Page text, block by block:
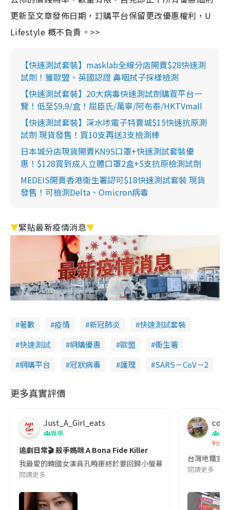
更新至文章發佈日期，訂購平台保留更改優惠權利，U
Lifestyle 概不負責。>>
【快速測試套裝】masklab全線分店開賣$28快速測
試劑！獲歐盟、英國認證 鼻咽拭子採樣檢測
【快速測試套裝】20大病毒快速測試劑購買平台一
覽！低至$9.9/盒！屈臣氏/萬寧/阿布泰/HKTVmall
【快速測試套裝】深水埗電子特賣城$15快速抗原測
試劑 現貨發售！買10支再送3支檢測棒
日本城分店現貨開賣KN95口罩+快速測試套裝優
惠！$128買到成人立體口罩2盒+5支抗原檢測試劑
MEDEIS開賣香港衛生署認可$18快速測試套裝 現貨
發售！可檢測Delta、Omicron病毒
▼緊貼最新疫情消息▼
著數 疫情 新冠肺炎
快速測試套裝
快速測試
網購優惠 歐盟
衞生署
網購平台
冠狀病毒 護理 SARS－CoV－2
更多真實評價
Just_A_Girl_eats
娛樂
追劇日常🎬 殺手媽咪 A Bona Fide Killer
我最愛的韓國女演員孔曉振終於要回歸小螢幕啦!這次的劇本改編
閱讀更多
co
吹
台灣
台灣地鐵宣
閱讀更多